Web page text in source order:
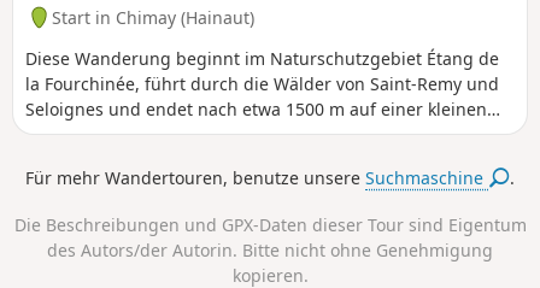
Start in Chimay (Hainaut)
Diese Wanderung beginnt im Naturschutzgebiet Étang de
la Fourchinée, führt durch die Wälder von Saint-Remy und
Seloignes und endet nach etwa 1500 m auf einer kleinen
makadamierten Landstraße. Im Wald von Seloignes
Für mehr Wandertouren, benutze unsereSuchmaschine .
Die Beschreibungen und GPX-Daten dieser Tour sind Eigentum
des Autors/der Autorin. Bitte nicht ohne Genehmigung
kopieren.